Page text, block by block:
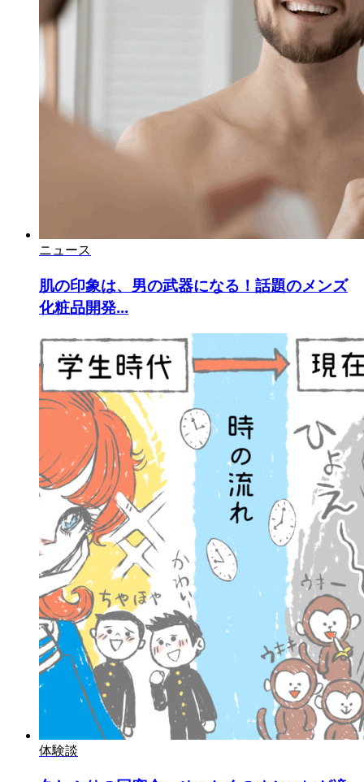
ニュース
肌の印象は、男の武器になる！話題のメンズ
化粧品開発...
体験談